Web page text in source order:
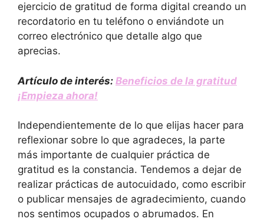
ejercicio de gratitud de forma digital creando un
recordatorio en tu teléfono o enviándote un
correo electrónico que detalle algo que
aprecias.
Artículo de interés: Beneficios de la gratitud
¡Empieza ahora!
Independientemente de lo que elijas hacer para
reflexionar sobre lo que agradeces, la parte
más importante de cualquier práctica de
gratitud es la constancia. Tendemos a dejar de
realizar prácticas de autocuidado, como escribir
o publicar mensajes de agradecimiento, cuando
nos sentimos ocupados o abrumados. En